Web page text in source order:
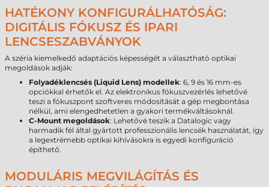
HATÉKONY KONFIGURÁLHATÓSÁG:
DIGITÁLIS FÓKUSZ ÉS IPARI
LENCSESZABVÁNYOK
A széria kiemelkedő adaptációs képességét a választható optikai
megoldások adják:
Folyadéklencsés (Liquid Lens) modellek: 6, 9 és 16 mm-es
opciókkal érhetők el. Az elektronikus fókuszvezérlés lehetővé
teszi a fókuszpont szoftveres módosítását a gép megbontása
nélkül, ami elengedhetetlen a gyakori termékváltásoknál.
C-Mount megoldások: Lehetővé teszik a Datalogic vagy
harmadik fél által gyártott professzionális lencsék használatát, így
a legextrémebb optikai kihívásokra is egyedi konfiguráció
építhető.
MODULÁRIS MEGVILÁGÍTÁS ÉS